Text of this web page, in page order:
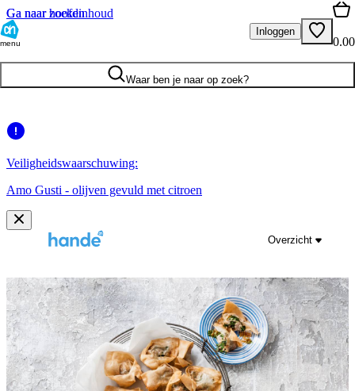
Ga naar hoofdinhoud
Ga naar zoeken
menu
Inloggen
0.00
Waar ben je naar op zoek?
Veiligheidswaarschuwing:
Amo Gusti - olijven gevuld met citroen
Overzicht